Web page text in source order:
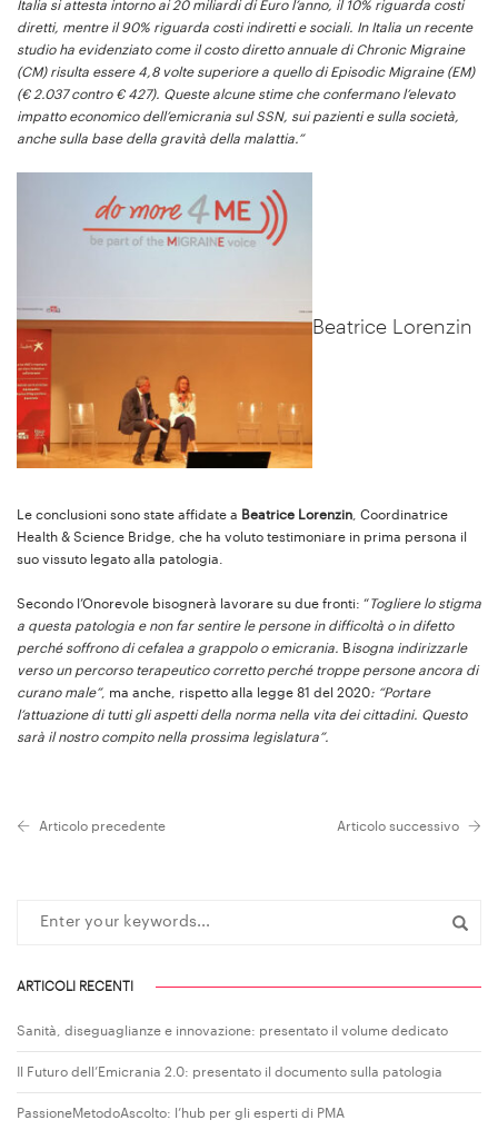
Italia si attesta intorno ai 20 miliardi di Euro l’anno, il 10% riguarda costi
diretti, mentre il 90% riguarda costi indiretti e sociali. In Italia un recente
studio ha evidenziato come il costo diretto annuale di Chronic Migraine
(CM) risulta essere 4,8 volte superiore a quello di Episodic Migraine (EM)
(€ 2.037 contro € 427). Queste alcune stime che confermano l’elevato
impatto economico dell’emicrania sul SSN, sui pazienti e sulla società,
anche sulla base della gravità della malattia.”
Beatrice Lorenzin
Le conclusioni sono state affidate a Beatrice Lorenzin, Coordinatrice
Health & Science Bridge, che ha voluto testimoniare in prima persona il
suo vissuto legato alla patologia.
Secondo l’Onorevole bisognerà lavorare su due fronti: “Togliere lo stigma
a questa patologia e non far sentire le persone in difficoltà o in difetto
perché soffrono di cefalea a grappolo o emicrania. Bisogna indirizzarle
verso un percorso terapeutico corretto perché troppe persone ancora di
curano male”, ma anche, rispetto alla legge 81 del 2020: “Portare
l’attuazione di tutti gli aspetti della norma nella vita dei cittadini. Questo
sarà il nostro compito nella prossima legislatura”.
Articolo precedente Articolo successivo
ARTICOLI RECENTI
Sanità, diseguaglianze e innovazione: presentato il volume dedicato
Il Futuro dell’Emicrania 2.0: presentato il documento sulla patologia
PassioneMetodoAscolto: l’hub per gli esperti di PMA